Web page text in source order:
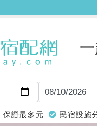
保證最多元 民宿設施